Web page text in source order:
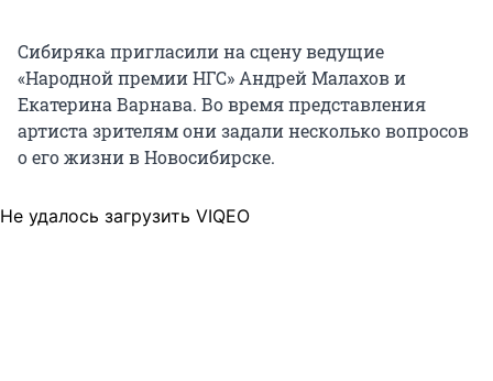
Сибиряка пригласили на сцену ведущие
«Народной премии НГС» Андрей Малахов и
Екатерина Варнава. Во время представления
артиста зрителям они задали несколько вопросов
о его жизни в Новосибирске.
Не удалось загрузить VIQEO